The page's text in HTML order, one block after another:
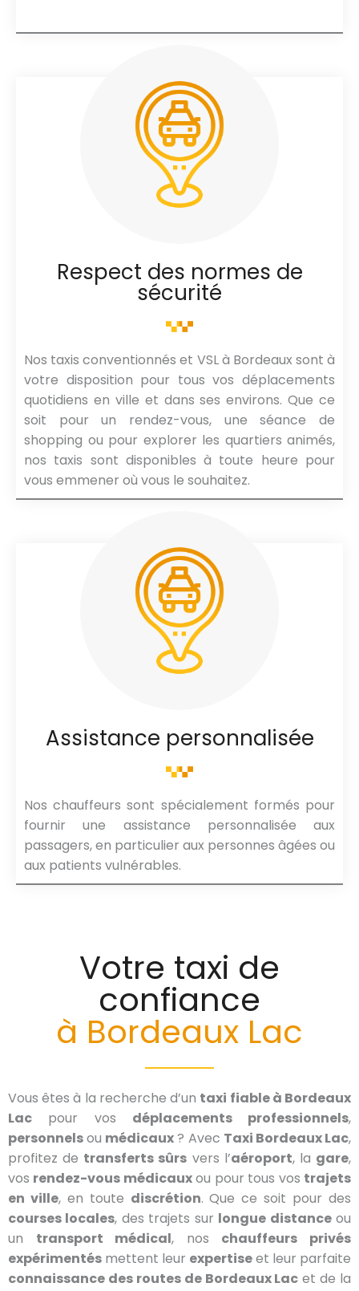
Respect des normes de
sécurité
Nos taxis conventionnés et VSL à Bordeaux sont à
votre disposition pour tous vos déplacements
quotidiens en ville et dans ses environs. Que ce
soit pour un rendez-vous, une séance de
shopping ou pour explorer les quartiers animés,
nos taxis sont disponibles à toute heure pour
vous emmener où vous le souhaitez.
Assistance personnalisée
Nos chauffeurs sont spécialement formés pour
fournir une assistance personnalisée aux
passagers, en particulier aux personnes âgées ou
aux patients vulnérables.
Votre taxi de
confiance
à Bordeaux Lac
Vous êtes à la recherche d’un taxi fiable à Bordeaux
Lac pour vos déplacements professionnels,
personnelsou médicaux? Avec Taxi Bordeaux Lac,
profitez de transferts sûrs vers l’aéroport, la gare,
vos rendez-vous médicauxou pour tous vos trajets
en ville, en toute discrétion. Que ce soit pour des
courses locales, des trajets sur longue distanceou
un transport médical, nos chauffeurs privés
expérimentés mettent leur expertiseet leur parfaite
connaissance des routes de Bordeaux Lac et de la